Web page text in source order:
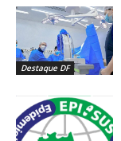
Destaque DF